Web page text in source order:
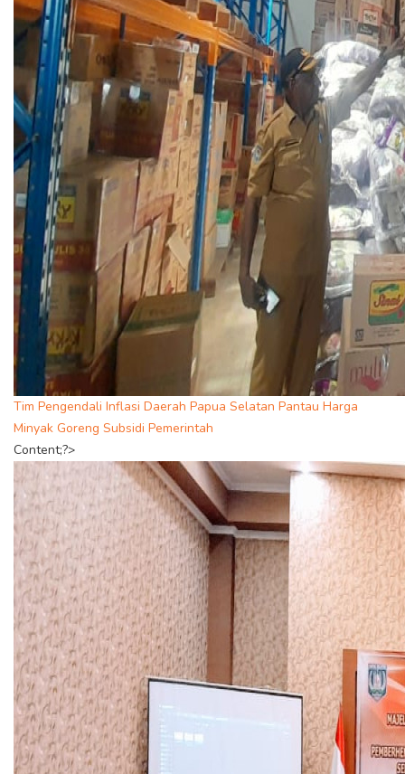
Tim Pengendali Inflasi Daerah Papua Selatan Pantau Harga
Minyak Goreng Subsidi Pemerintah
Content;?>